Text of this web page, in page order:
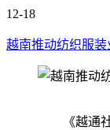
12-18
越南推动纺织服
《越通社